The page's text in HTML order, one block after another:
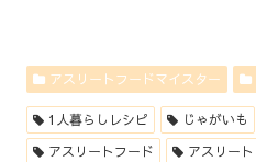
アスリートフードマイスター
1人暮らしレシピ じゃがいも
アスリートフード
アスリー